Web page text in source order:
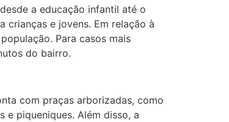
a educação infantil até o
crianças e jovens. Em relação à
Para casos mais
do bairro.
com praças arborizadas, como
e piqueniques. Além disso, a